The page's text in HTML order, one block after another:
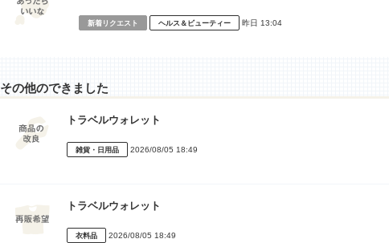
新着リクエスト ヘルス＆ビューティー 昨日 13:04
その他のできました
トラベルウォレット
雑貨・日用品 2026/08/05 18:49
トラベルウォレット
衣料品 2026/08/05 18:49